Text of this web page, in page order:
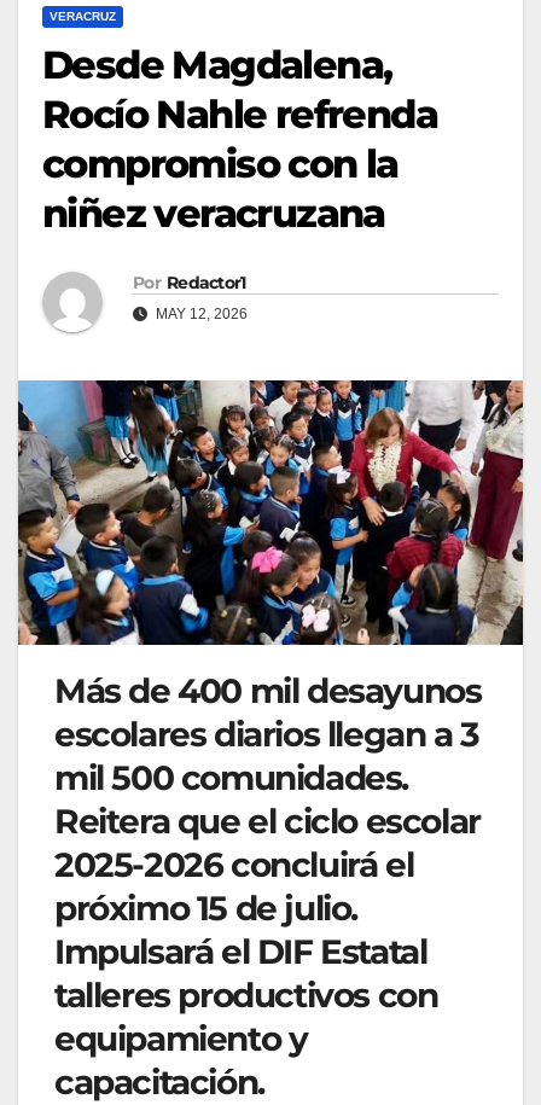
VERACRUZ
Desde Magdalena,
Rocío Nahle refrenda
compromiso con la
niñez veracruzana
Por Redactor1
MAY 12, 2026
Más de 400 mil desayunos
escolares diarios llegan a 3
mil 500 comunidades.
Reitera que el ciclo escolar
2025-2026 concluirá el
próximo 15 de julio.
Impulsará el DIF Estatal
talleres productivos con
equipamiento y
capacitación.